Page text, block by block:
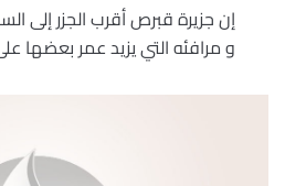
إن جزيرة قبرص أقرب الجزر إلى
و مرافئه التي يزيد عمر بعضها